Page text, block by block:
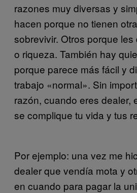
razones muy diversas y
hacen porque no tienen
sobrevivir. Otros porque
o riqueza. También hay
porque parece más fácil y
trabajo «normal». Sin
razón, cuando eres dealer,
se complique tu vida y tus
Por ejemplo: una vez me
dealer que vendía mota y
en cuando para pagar la